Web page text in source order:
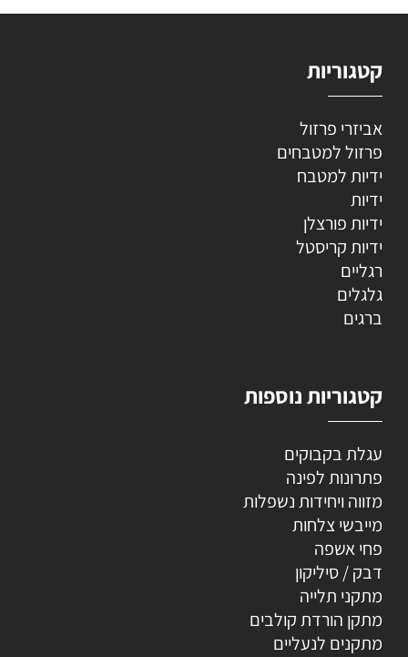
קטגוריות
אביזרי פרזול
פרזול למטבחים
ידיות למטבח
ידיות
ידיות פורצלן
ידיות קריסטל
רגליים
גלגלים
ברגים
קטגוריות נוספות
עגלת בקבוקים
פתרונות לפינה
מזווה ויחידות נשפלות
מייבשי צלחות
פחי אשפה
דבק / סיליקון
מתקני תלייה
מתקן הורדת קולבים
מתקנים לנעליים